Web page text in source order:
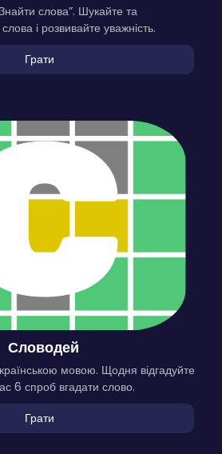
слова”. Шукайте та
і розвивайте уважність.
Грати
Словодей
мовою. Щодня відгадуйте
6 спроб вгадати слово.
Грати